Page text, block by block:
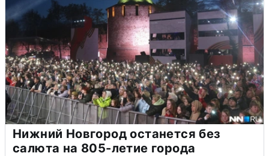
Нижний Новгород останется без
салюта на 805-летие города